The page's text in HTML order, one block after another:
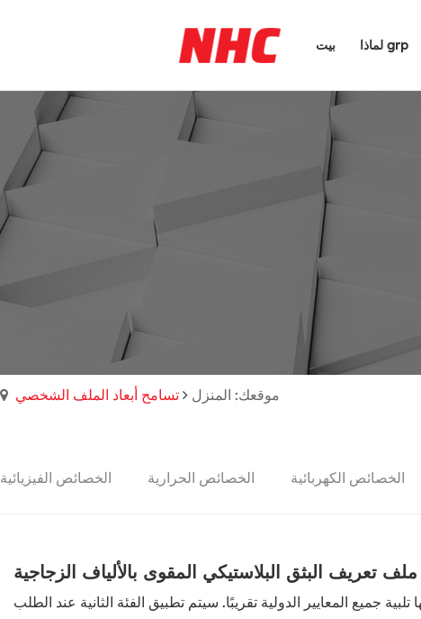
بيت لماذا grp
موقعك: المنزل تسامح أبعاد الملف الشخصي
الخصائص الفيزيائية الخصائص الحرارية الخصائص الكهربائية
تعريف البثق البلاستيكي المقوى بالألياف الزجاجية